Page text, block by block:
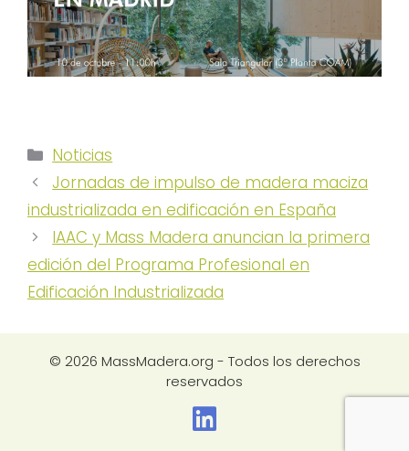
Categorías
Noticias
Jornadas de impulso de madera maciza
industrializada en edificación en España
IAAC y Mass Madera anuncian la primera
edición del Programa Profesional en
Edificación Industrializada
© 2026 MassMadera.org - Todos los derechos
reservados